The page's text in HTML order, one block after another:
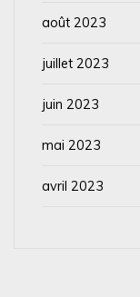
août 2023
juillet 2023
juin 2023
mai 2023
avril 2023